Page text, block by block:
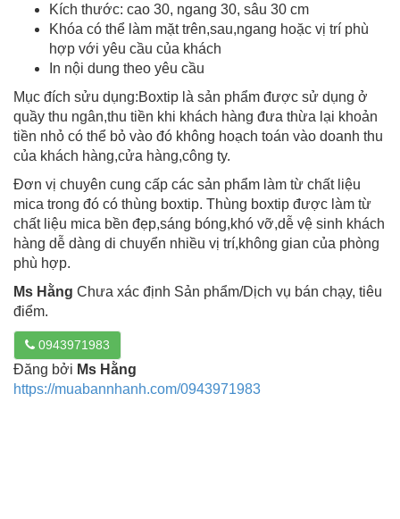
Kích thước: cao 30, ngang 30, sâu 30 cm
Khóa có thể làm mặt trên,sau,ngang hoặc vị trí phù
hợp với yêu cầu của khách
In nội dung theo yêu cầu
Mục đích sửu dụng:Boxtip là sản phẩm được sử dụng ở
quầy thu ngân,thu tiền khi khách hàng đưa thừa lại khoản
tiền nhỏ có thể bỏ vào đó không hoạch toán vào doanh thu
của khách hàng,cửa hàng,công ty.
Đơn vị chuyên cung cấp các sản phẩm làm từ chất liệu
mica trong đó có thùng boxtip. Thùng boxtip được làm từ
chất liệu mica bền đẹp,sáng bóng,khó vỡ,dễ vệ sinh khách
hàng dễ dàng di chuyển nhiều vị trí,không gian của phòng
phù hợp.
Ms Hằng Chưa xác định Sản phẩm/Dịch vụ bán chạy, tiêu
điểm.
0943971983
Đăng bởi Ms Hằng
https://muabannhanh.com/0943971983